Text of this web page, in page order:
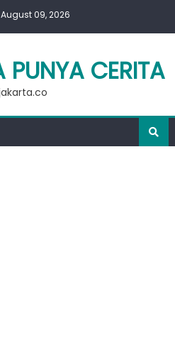
09, 2026
PUNYA CERITA